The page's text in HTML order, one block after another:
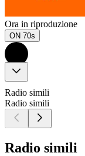
Ora in riproduzione
ON 70s
Radio simili
Radio simili
Radio simili